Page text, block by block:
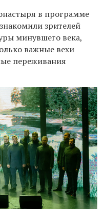
в программе
зрителей
минувшего века,
важные вехи
переживания